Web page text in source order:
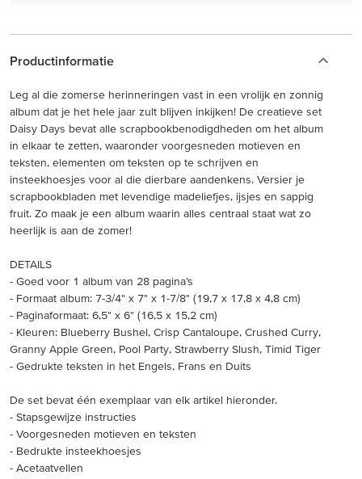
Productinformatie
Leg al die zomerse herinneringen vast in een vrolijk en zonnig
album dat je het hele jaar zult blijven inkijken! De creatieve set
Daisy Days bevat alle scrapbookbenodigdheden om het album
in elkaar te zetten, waaronder voorgesneden motieven en
teksten, elementen om teksten op te schrijven en
insteekhoesjes voor al die dierbare aandenkens. Versier je
scrapbookbladen met levendige madeliefjes, ijsjes en sappig
fruit. Zo maak je een album waarin alles centraal staat wat zo
heerlijk is aan de zomer!
DETAILS
- Goed voor 1 album van 28 pagina’s
- Formaat album: 7-3/4" x 7" x 1-7/8" (19,7 x 17,8 x 4,8 cm)
- Paginaformaat: 6,5" x 6" (16,5 x 15,2 cm)
- Kleuren: Blueberry Bushel, Crisp Cantaloupe, Crushed Curry,
Granny Apple Green, Pool Party, Strawberry Slush, Timid Tiger
- Gedrukte teksten in het Engels, Frans en Duits
De set bevat één exemplaar van elk artikel hieronder.
- Stapsgewijze instructies
- Voorgesneden motieven en teksten
- Bedrukte insteekhoesjes
- Acetaatvellen